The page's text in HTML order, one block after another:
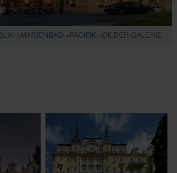
MARIENBAD PACIFIK BILDER GALERIE